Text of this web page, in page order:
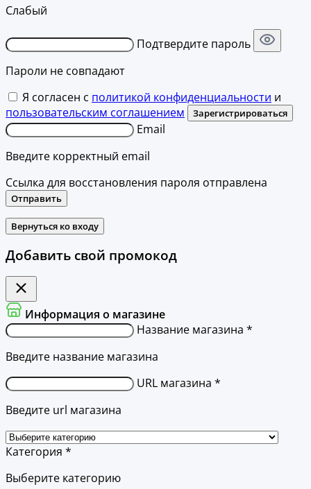
Слабый
Подтвердите пароль
Пароли не совпадают
Я согласен с политикой конфиденциальности и
пользовательским соглашением
Зарегистрироваться
Email
Введите корректный email
Ссылка для восстановления пароля отправлена
Отправить
Вернуться ко входу
Добавить свой промокод
Информация о магазине
Название магазина *
Введите название магазина
URL магазина *
Введите url магазина
Категория *
Выберите категорию